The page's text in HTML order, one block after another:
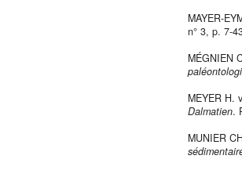
MAYER-
n° 3, p. 7-
MÉGNIEN
MEYER
Dalmatien.
MUNIER